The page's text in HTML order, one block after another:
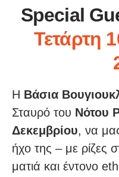
Special
Τετάρτη
Η Βάσια
Σταυρό του Νότου
Δεκεμβρίου, να
ήχο της – με ρίζες
ματιά και έντονο